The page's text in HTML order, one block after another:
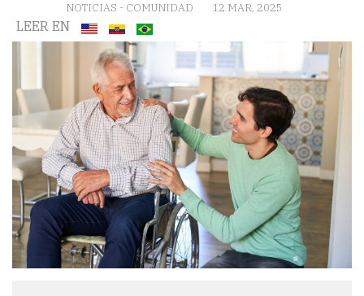
NOTICIAS - COMUNIDAD 12 MAR, 2025
LEER EN